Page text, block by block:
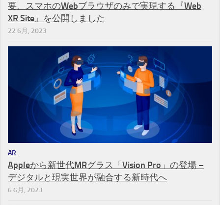
要、スマホのWebブラウザのみで実現する『Web
XR Site』を公開しました
22 6月, 2023
AR
Appleから新世代MRグラス「Vision Pro」の登場 –
デジタルと現実世界が融合する新時代へ
6 6月, 2023